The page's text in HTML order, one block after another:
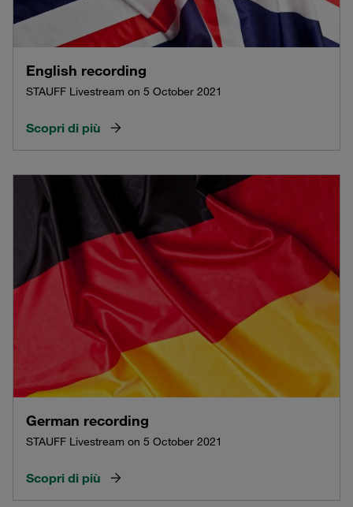
English recording
STAUFF Livestream on 5 October 2021
Scopri di più
German recording
STAUFF Livestream on 5 October 2021
Scopri di più